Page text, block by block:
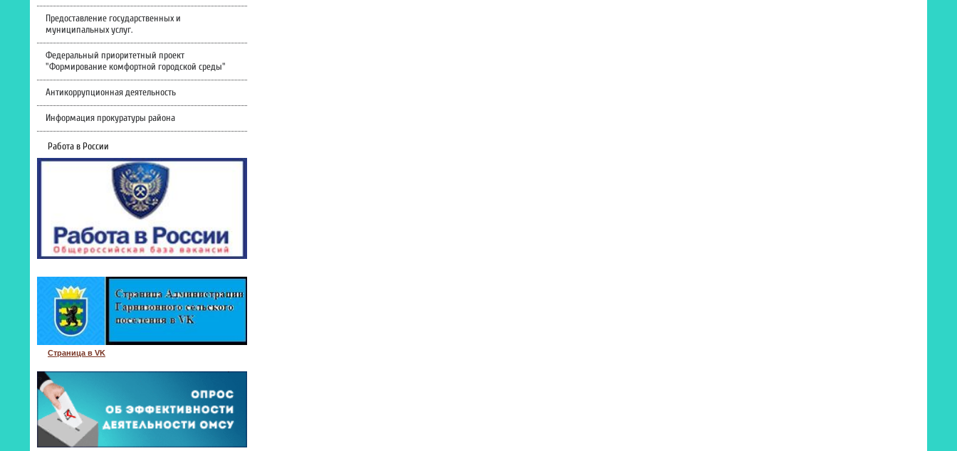
Предоставление государственных и
муниципальных услуг.
Федеральный приоритетный проект
"Формирование комфортной городской среды"
Антикоррупционная деятельность
Информация прокуратуры района
Работа в России
Страница в VK